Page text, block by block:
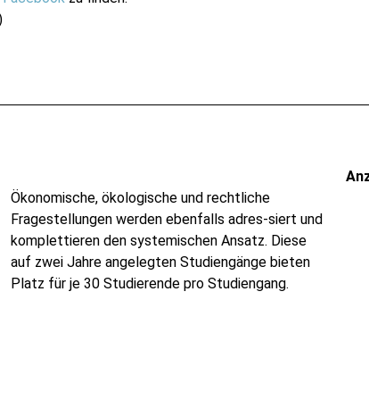
Ökonomische, ökologische und rechtliche
Fragestellungen werden ebenfalls adres-siert und
komplettieren den systemischen Ansatz. Diese
auf zwei Jahre angelegten Studiengänge bieten
Platz für je 30 Studierende pro Studiengang.